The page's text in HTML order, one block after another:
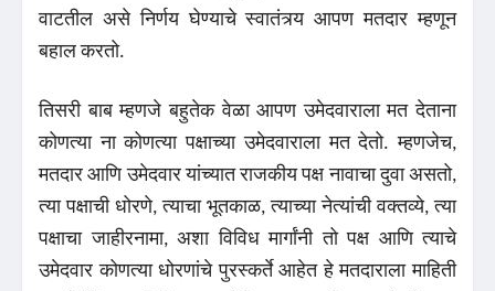
वाटतील असे निर्णय घेण्याचे स्वातंत्र्य आपण मतदार म्हणून
बहाल करतो.
तिसरी बाब म्हणजे बहुतेक वेळा आपण उमेदवाराला मत देताना
कोणत्या ना कोणत्या पक्षाच्या उमेदवाराला मत देतो. म्हणजेच,
मतदार आणि उमेदवार यांच्यात राजकीय पक्ष नावाचा दुवा असतो,
त्या पक्षाची धोरणे, त्याचा भूतकाळ, त्याच्या नेत्यांची वक्तव्ये, त्या
पक्षाचा जाहीरनामा, अशा विविध मार्गांनी तो पक्ष आणि त्याचे
उमेदवार कोणत्या धोरणांचे पुरस्कर्ते आहेत हे मतदाराला माहिती